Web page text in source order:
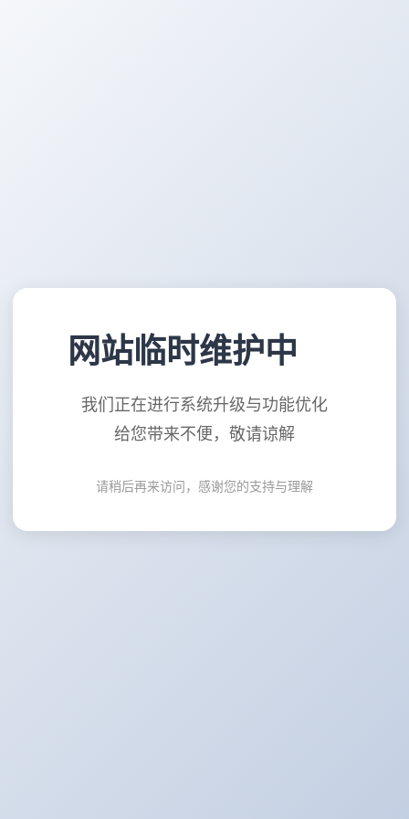
网站临时维护中
我们正在进行系统升级与功能优化
给您带来不便，敬请谅解
请稍后再来访问，感谢您的支持与理解